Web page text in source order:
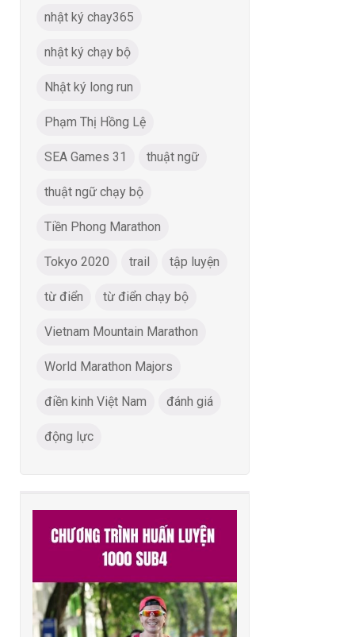
nhật ký chay365
nhật ký chạy bộ
Nhật ký long run
Phạm Thị Hồng Lệ
SEA Games 31 thuật ngữ
thuật ngữ chạy bộ
Tiền Phong Marathon
Tokyo 2020 trail tập luyện
từ điển từ điển chạy bộ
Vietnam Mountain Marathon
World Marathon Majors
điền kinh Việt Nam đánh giá
động lực